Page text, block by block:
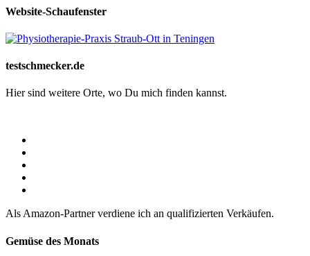
Website-Schaufenster
testschmecker.de
Hier sind weitere Orte, wo Du mich finden kannst.
Als Amazon-Partner verdiene ich an qualifizierten Verkäufen.
Gemüse des Monats